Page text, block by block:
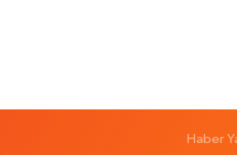
Haber